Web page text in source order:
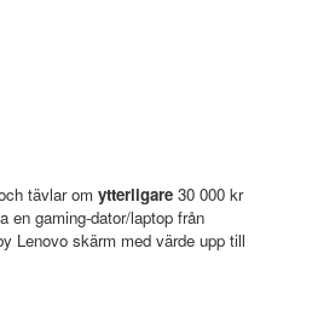
tävlar om ytterligare 30 000 kr
en gaming-dator/laptop från
Lenovo skärm med värde upp till